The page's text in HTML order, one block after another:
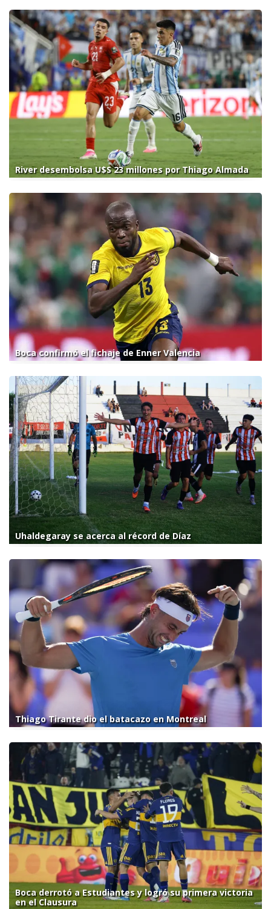
River desembolsa U$S 23 millones por Thiago Almada
Boca confirmó el fichaje de Enner Valencia
Uhaldegaray se acerca al récord de Díaz
Thiago Tirante dio el batacazo en Montreal
Boca derrotó a Estudiantes y logró su primera victoria
en el Clausura